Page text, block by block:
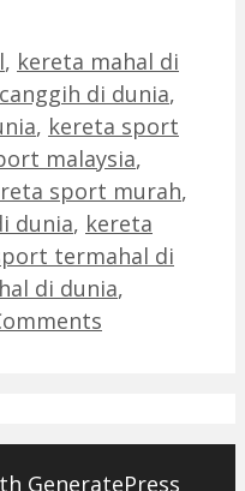
, kereta mahal di
di dunia,
, kereta sport
malaysia,
sport murah,
dunia, kereta
termahal di
di dunia,
GeneratePress